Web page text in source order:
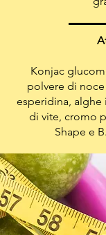
Konjac
polvere di
esperidina, alghe
di vite, cromo
Shape e